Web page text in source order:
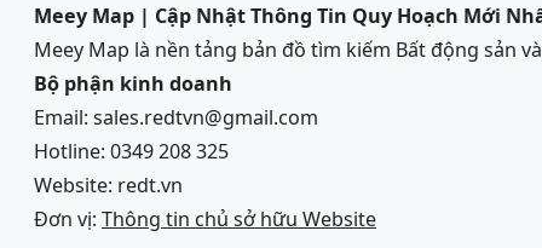
Meey Map | Cập Nhật Thông Tin Quy Hoạch Mới
Meey Map là nền tảng bản đồ tìm kiếm Bất động sản
Bộ phận kinh doanh
Email: sales.redtvn@gmail.com
Hotline: 0349 208 325
Website: redt.vn
Đơn vị: Thông tin chủ sở hữu Website